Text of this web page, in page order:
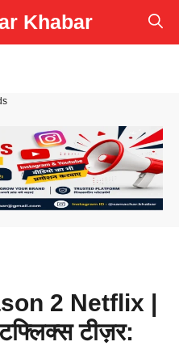
Khabar
2 Netflix |
टीज़र: